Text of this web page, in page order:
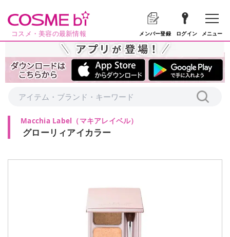
コスメ・美容の最新情報 メンバー登録 ログイン メニュー
Macchia Label （マキアレイベル）
グローリィアイカラー